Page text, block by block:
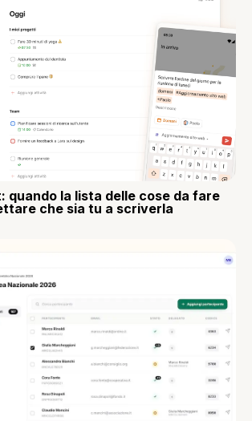
quando la lista delle cose da fare
che sia tu a scriverla